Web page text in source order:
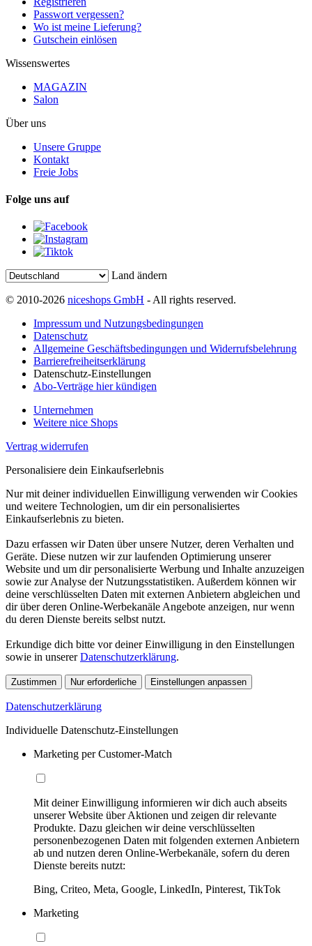
Passwort vergessen?
Wo ist meine Lieferung?
Gutschein einlösen
Wissenswertes
MAGAZIN
Salon
Über uns
Unsere Gruppe
Kontakt
Freie Jobs
Folge uns auf
Land ändern
© 2010-2026 niceshops GmbH - All rights reserved.
Impressum und Nutzungsbedingungen
Datenschutz
Allgemeine Geschäftsbedingungen und Widerrufsbelehrung
Barrierefreiheitserklärung
Datenschutz-Einstellungen
Abo-Verträge hier kündigen
Unternehmen
Weitere nice Shops
Vertrag widerrufen
Personalisiere dein Einkaufserlebnis
Nur mit deiner individuellen Einwilligung verwenden wir Cookies
und weitere Technologien, um dir ein personalisiertes
Einkaufserlebnis zu bieten.
Dazu erfassen wir Daten über unsere Nutzer, deren Verhalten und
Geräte. Diese nutzen wir zur laufenden Optimierung unserer
Website und um dir personalisierte Werbung und Inhalte anzuzeigen
sowie zur Analyse der Nutzungsstatistiken. Außerdem können wir
deine verschlüsselten Daten mit externen Anbietern abgleichen und
dir über deren Online-Werbekanäle Angebote anzeigen, nur wenn
du deren Dienste bereits selbst nutzt.
Erkundige dich bitte vor deiner Einwilligung in den Einstellungen
sowie in unsererDatenschutzerklärung.
Zustimmen Nur erforderliche Einstellungen anpassen
Datenschutzerklärung
Individuelle Datenschutz-Einstellungen
Marketing per Customer-Match
Mit deiner Einwilligung informieren wir dich auch abseits
unserer Website über Aktionen und zeigen dir relevante
Produkte. Dazu gleichen wir deine verschlüsselten
personenbezogenen Daten mit folgenden externen Anbietern
ab und nutzen deren Online-Werbekanäle, sofern du deren
Dienste bereits nutzt:
Bing, Criteo, Meta, Google, LinkedIn, Pinterest, TikTok
Marketing